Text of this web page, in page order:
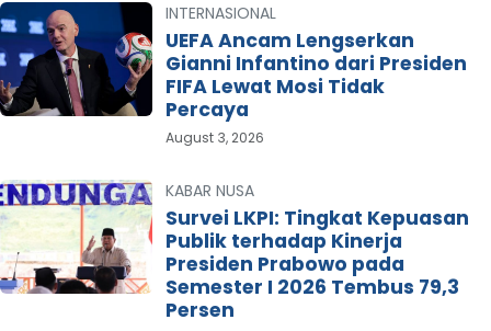
INTERNASIONAL
UEFA Ancam Lengserkan
Gianni Infantino dari Presiden
FIFA Lewat Mosi Tidak
Percaya
August 3, 2026
KABAR NUSA
Survei LKPI: Tingkat Kepuasan
Publik terhadap Kinerja
Presiden Prabowo pada
Semester I 2026 Tembus 79,3
Persen